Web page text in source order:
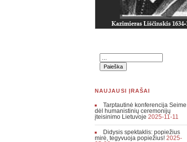
NAUJAUSI ĮRAŠAI
Tarptautinė konferencija Seime
dėl humanistinių ceremonijų
įteisinimo Lietuvoje 2025-11-11
Didysis spektaklis: popiežius
mirė, tegyvuoja popiežius! 2025-